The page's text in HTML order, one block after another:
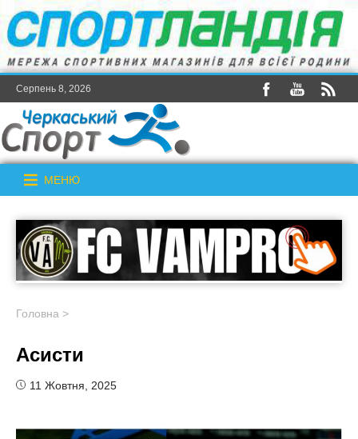
Серпень 8, 2026
МЕНЮ
Головна >
Асисти
11 Жовтня, 2025